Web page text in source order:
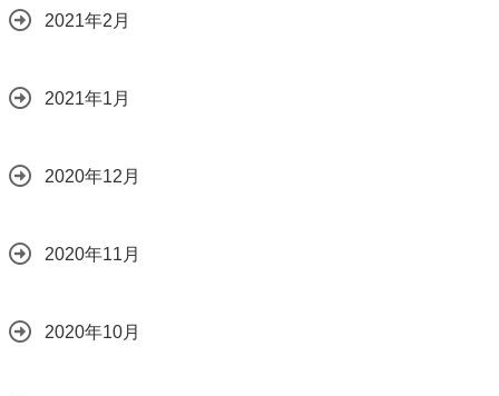
2021年2月
2021年1月
2020年12月
2020年11月
2020年10月